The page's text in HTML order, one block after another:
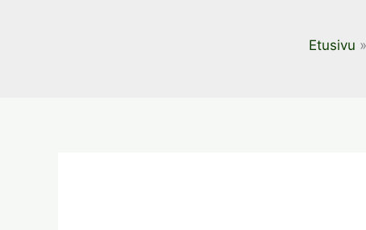
Etusivu